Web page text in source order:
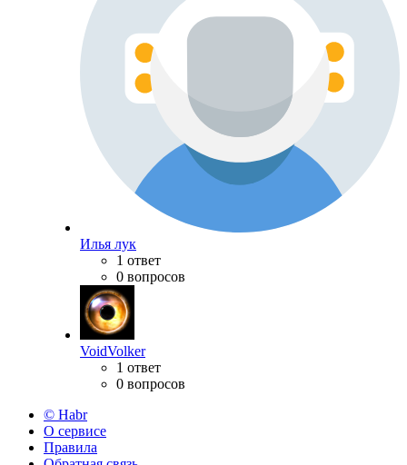
Илья лук
1 ответ
0 вопросов
VoidVolker
1 ответ
0 вопросов
© Habr
О сервисе
Правила